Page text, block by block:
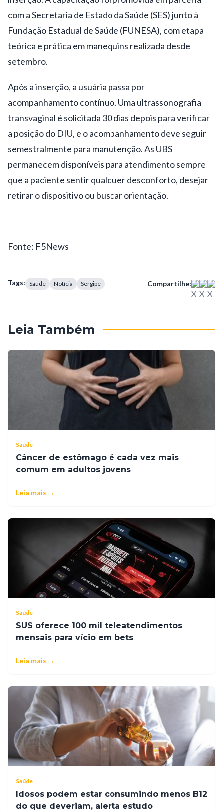
com a Secretaria de Estado da Saúde (SES) junto à
Fundação Estadual de Saúde (FUNESA), com etapa
teórica e prática em manequins realizada desde
setembro.
Após a inserção, a usuária passa por
acompanhamento contínuo. Uma ultrassonografia
transvaginal é solicitada 30 dias depois para verificar
a posição do DIU, e o acompanhamento deve seguir
semestralmente para manutenção. As UBS
permanecem disponíveis para atendimento sempre
que a paciente sentir qualquer desconforto, desejar
retirar o dispositivo ou buscar orientação.
Fonte: F5News
Tags: Saúde Notícia Sergipe Compartilhe:
Leia Também
Saúde
Câncer de estômago é cada vez mais
comum em adultos jovens
Leia mais →
Saúde
SUS oferece 100 mil teleatendimentos
mensais para vício em bets
Leia mais →
Saúde
Idosos podem estar consumindo menos B12
do que deveriam, alerta estudo